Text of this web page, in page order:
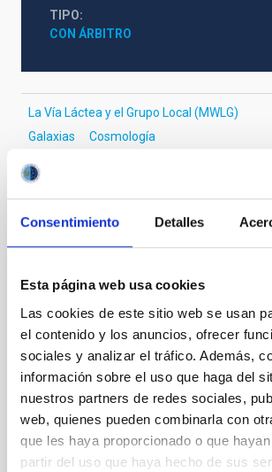
Consentimiento Detalles
Esta página web usa cookies
Las cookies de este sitio web se usan
el contenido y los anuncios, ofrecer
sociales y analizar el tráfico. Además,
información sobre el uso que haga del
nuestros partners de redes sociales,
web, quienes pueden combinarla con
que les haya proporcionado o que
partir del uso que haya hecho de sus
TIPO
CON ÁRBITRO
La Vía Láctea y el Grupo Local (MWLG)
Galaxias
Cosmología
Te puede interesar
CON ÁRBITRO
The impact of star formation
the inner dark matter density
galaxies
Aims. We aim to investigate the
star formation histories (SFHs) and the
matter density profiles of simulated
particular, we tested whether the
temporal distribution of star formation